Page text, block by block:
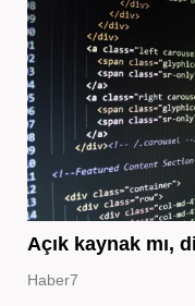
Açık kaynak mı,
Haber7